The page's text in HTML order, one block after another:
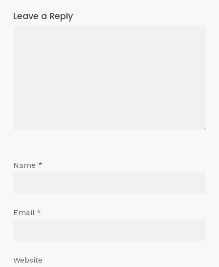
Leave a Reply
Name *
Email *
Website